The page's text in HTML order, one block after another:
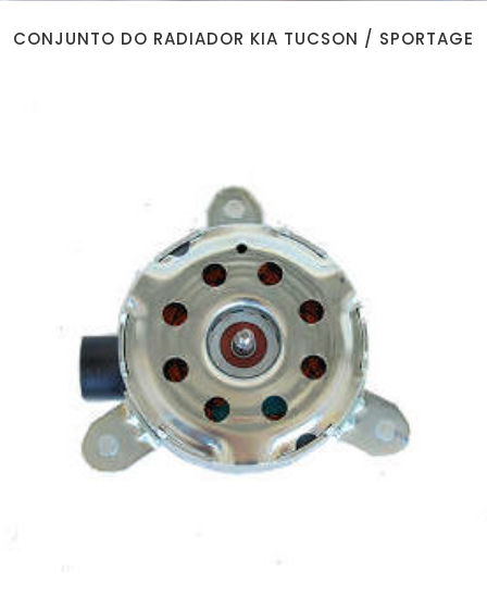
CONJUNTO DO RADIADOR KIA TUCSON / SPORTAGE